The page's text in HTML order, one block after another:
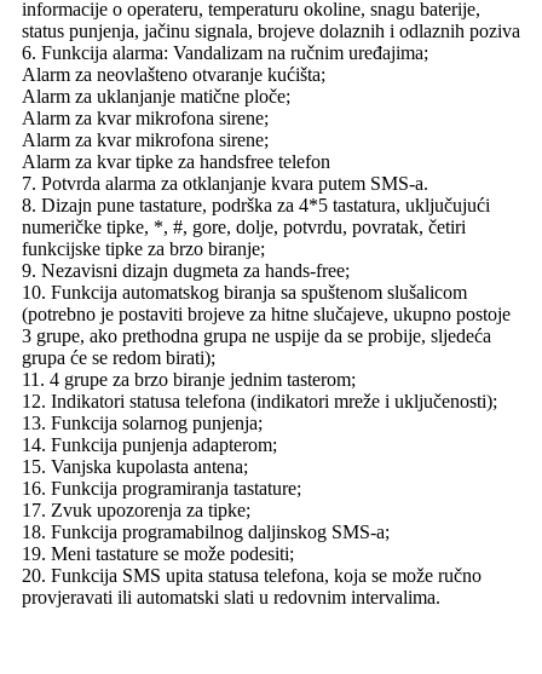
informacije o operateru, temperaturu okoline, snagu baterije,
status punjenja, jačinu signala, brojeve dolaznih i odlaznih poziva
6. Funkcija alarma: Vandalizam na ručnim uređajima;
Alarm za neovlašteno otvaranje kućišta;
Alarm za uklanjanje matične ploče;
Alarm za kvar mikrofona sirene;
Alarm za kvar mikrofona sirene;
Alarm za kvar tipke za handsfree telefon
7. Potvrda alarma za otklanjanje kvara putem SMS-a.
8. Dizajn pune tastature, podrška za 4*5 tastatura, uključujući
numeričke tipke, *, #, gore, dolje, potvrdu, povratak, četiri
funkcijske tipke za brzo biranje;
9. Nezavisni dizajn dugmeta za hands-free;
10. Funkcija automatskog biranja sa spuštenom slušalicom
(potrebno je postaviti brojeve za hitne slučajeve, ukupno postoje
3 grupe, ako prethodna grupa ne uspije da se probije, sljedeća
grupa će se redom birati);
11. 4 grupe za brzo biranje jednim tasterom;
12. Indikatori statusa telefona (indikatori mreže i uključenosti);
13. Funkcija solarnog punjenja;
14. Funkcija punjenja adapterom;
15. Vanjska kupolasta antena;
16. Funkcija programiranja tastature;
17. Zvuk upozorenja za tipke;
18. Funkcija programabilnog daljinskog SMS-a;
19. Meni tastature se može podesiti;
20. Funkcija SMS upita statusa telefona, koja se može ručno
provjeravati ili automatski slati u redovnim intervalima.